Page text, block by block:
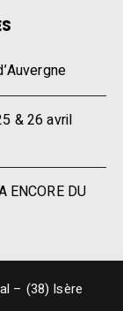
& 26 avril
ENCORE DU
– (38) Isère